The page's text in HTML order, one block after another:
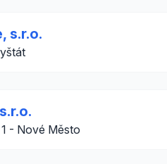
s.r.o.
- Nové Město